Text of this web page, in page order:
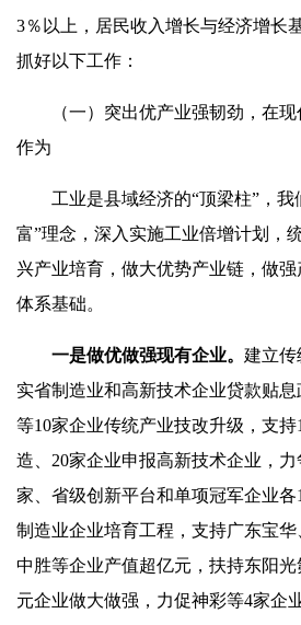
3％以上，居民收入增长与经济增长
抓好以下工作：
（一）突出优产业强韧劲，在现
作为
工业是县域经济的“顶梁柱”，我
富”理念，深入实施工业倍增计划，
兴产业培育，做大优势产业链，做
体系基础。
一是做优做强现有企业。 建立传
实省制造业和高新技术企业贷款贴
等10家企业传统产业技改升级，支
造、20家企业申报高新技术企业，
家、省级创新平台和单项冠军企业
制造业企业培育工程，支持广东宝
中胜等企业产值超亿元，扶持东阳
元企业做大做强，力促神彩等4家企